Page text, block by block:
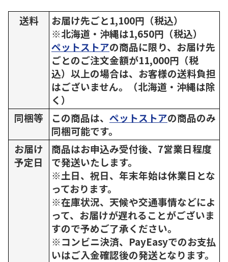
送料
お届け先ごと1,100円（税込）
※北海道・沖縄は1,650円（税込）
ペットストアの商品に限り、お届け先
ごとのご注文金額が11,000円（税
込）以上の場合は、お客様の送料負担
はございません。（北海道・沖縄は除
く）
同梱等
この商品は、 ペットストアの商品のみ
同梱可能です。
お届け
予定日
商品はお申込み受付後、7営業日程度
で発送いたします。
※土日、祝日、年末年始は休業日とな
っております。
※在庫状況、天候や交通事情などによ
って、お届けが遅れることがございま
すので予めご了承ください。
※コンビニ決済、PayEasyでのお支払
いはご入金確認後の発送となります。